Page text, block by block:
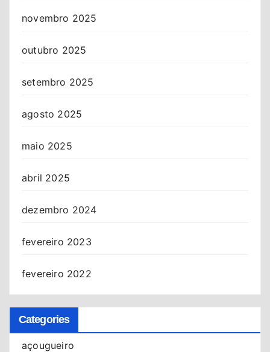
novembro 2025
outubro 2025
setembro 2025
agosto 2025
maio 2025
abril 2025
dezembro 2024
fevereiro 2023
fevereiro 2022
Categories
açougueiro